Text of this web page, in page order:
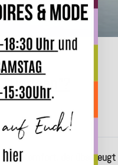
Komfort, der überzeugt